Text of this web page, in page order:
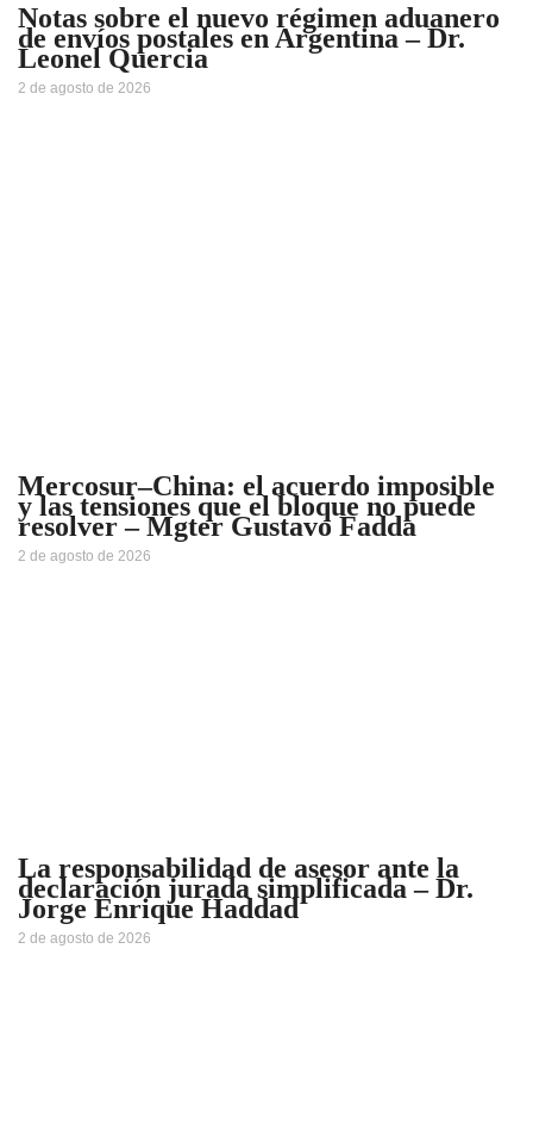
Notas sobre el nuevo régimen aduanero
de envíos postales en Argentina – Dr.
Leonel Quercia
2 de agosto de 2026
Mercosur–China: el acuerdo imposible
y las tensiones que el bloque no puede
resolver – Mgter Gustavo Fadda
2 de agosto de 2026
La responsabilidad de asesor ante la
declaración jurada simplificada – Dr.
Jorge Enrique Haddad
2 de agosto de 2026